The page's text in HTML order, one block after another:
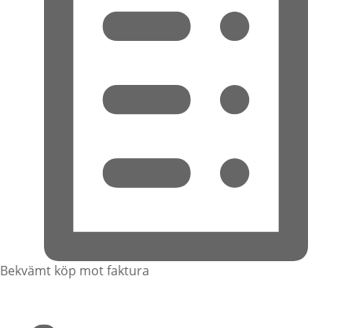
Bekvämt köp mot faktura